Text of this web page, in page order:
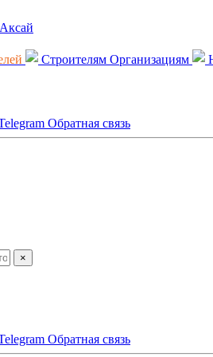
Аксай
Строителям Организациям
Обратная связь
×
Обратная связь